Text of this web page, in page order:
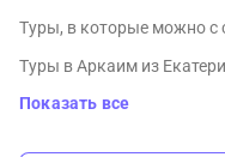
Туры, в которые можно с
Туры в Аркаим из
Показать все